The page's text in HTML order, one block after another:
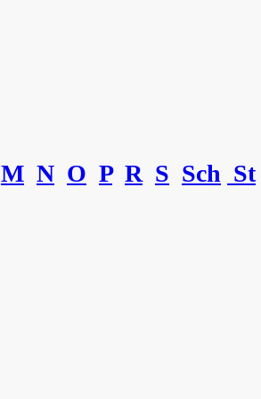
M N O P R S Sch St